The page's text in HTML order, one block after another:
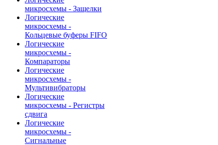
микросхемы - Защелки
Логические
микросхемы -
Кольцевые буферы FIFO
Логические
микросхемы -
Компараторы
Логические
микросхемы -
Мультивибраторы
Логические
микросхемы - Регистры
сдвига
Логические
микросхемы -
Сигнальные